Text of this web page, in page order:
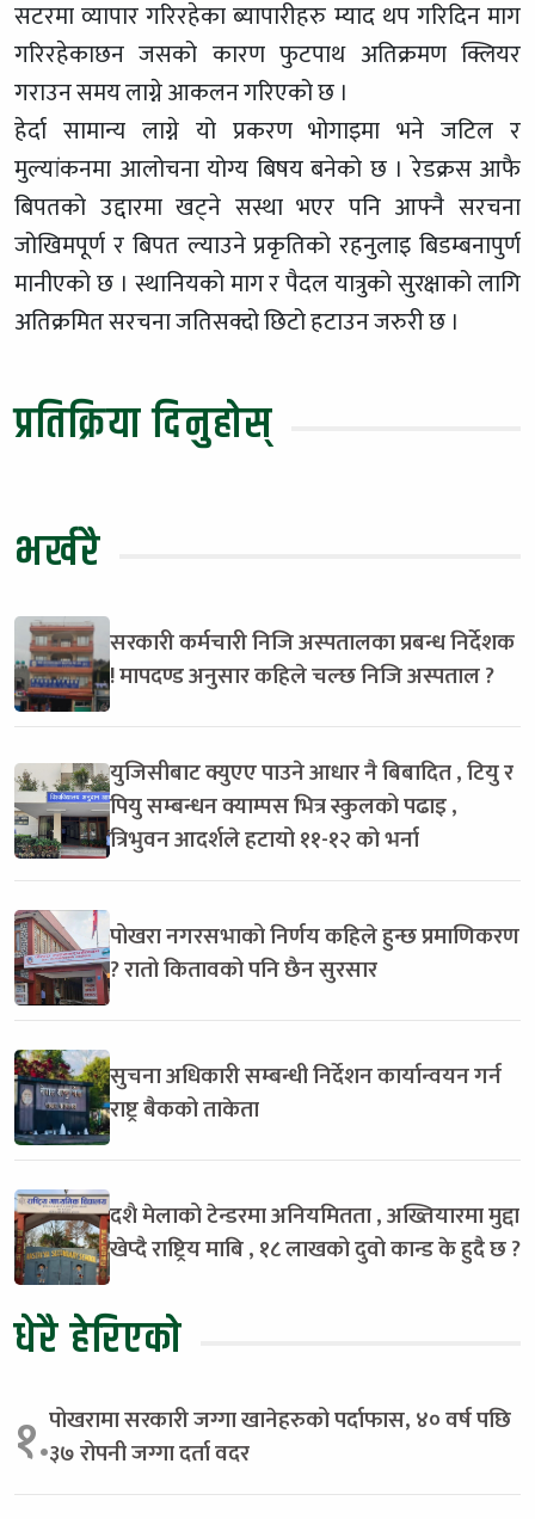
सटरमा व्यापार गरिरहेका ब्यापारीहरु म्याद थप गरिदिन माग
गरिरहेकाछन जसको कारण फुटपाथ अतिक्रमण क्लियर
गराउन समय लाग्ने आकलन गरिएको छ ।
हेर्दा सामान्य लाग्ने यो प्रकरण भोगाइमा भने जटिल र
मुल्यांकनमा आलोचना योग्य बिषय बनेको छ । रेडक्रस आफै
बिपतको उद्दारमा खट्ने सस्था भएर पनि आफ्नै सरचना
जोखिमपूर्ण र बिपत ल्याउने प्रकृतिको रहनुलाइ बिडम्बनापुर्ण
मानीएको छ । स्थानियको माग र पैदल यात्रुको सुरक्षाको लागि
अतिक्रमित सरचना जतिसक्दो छिटो हटाउन जरुरी छ ।
प्रतिक्रिया दिनुहोस्
भर्खरै
सरकारी कर्मचारी निजि अस्पतालका प्रबन्ध निर्देशक
! मापदण्ड अनुसार कहिले चल्छ निजि अस्पताल ?
युजिसीबाट क्युएए पाउने आधार नै बिबादित , टियु र
पियु सम्बन्धन क्याम्पस भित्र स्कुलको पढाइ ,
त्रिभुवन आदर्शले हटायो ११-१२ को भर्ना
पोखरा नगरसभाको निर्णय कहिले हुन्छ प्रमाणिकरण
? रातो कितावको पनि छैन सुरसार
सुचना अधिकारी सम्बन्धी निर्देशन कार्यान्वयन गर्न
राष्ट्र बैकको ताकेता
दशै मेलाको टेन्डरमा अनियमितता , अख्तियारमा मुद्दा
खेप्दै राष्ट्रिय माबि , १८ लाखको दुवो कान्ड के हुदै छ ?
धेरै हेरिएको
१.पोखरामा सरकारी जग्गा खानेहरुको पर्दाफास, ४० वर्ष पछि
३७ रोपनी जग्गा दर्ता वदर